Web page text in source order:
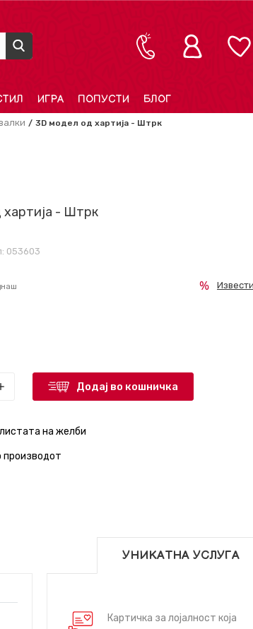
ИГРА ПОПУСТИ БЛОГ
3D модел од хартија - Штрк
- Штрк
053603
Додај во кошничка
на желби
производот
УНИКАТНА УСЛУГА
Картичка за лојалност која